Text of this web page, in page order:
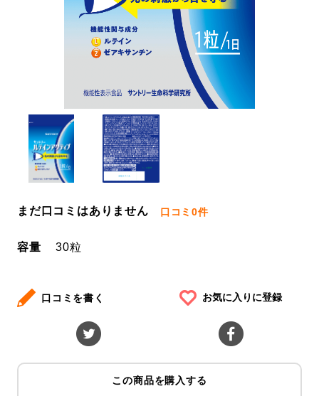
まだ口コミはありません 口コミ0件
容量 30粒
口コミを書く お気に入りに登録
この商品を購入する